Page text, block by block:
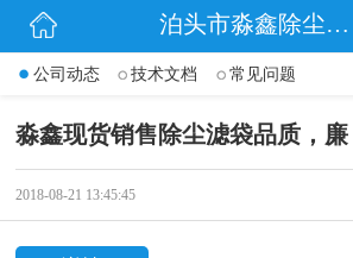
泊头市淼鑫除尘配件销售处
公司动态 技术文档 常见问题
淼鑫现货销售除尘滤袋品质，廉
2018-08-21 13:45:45